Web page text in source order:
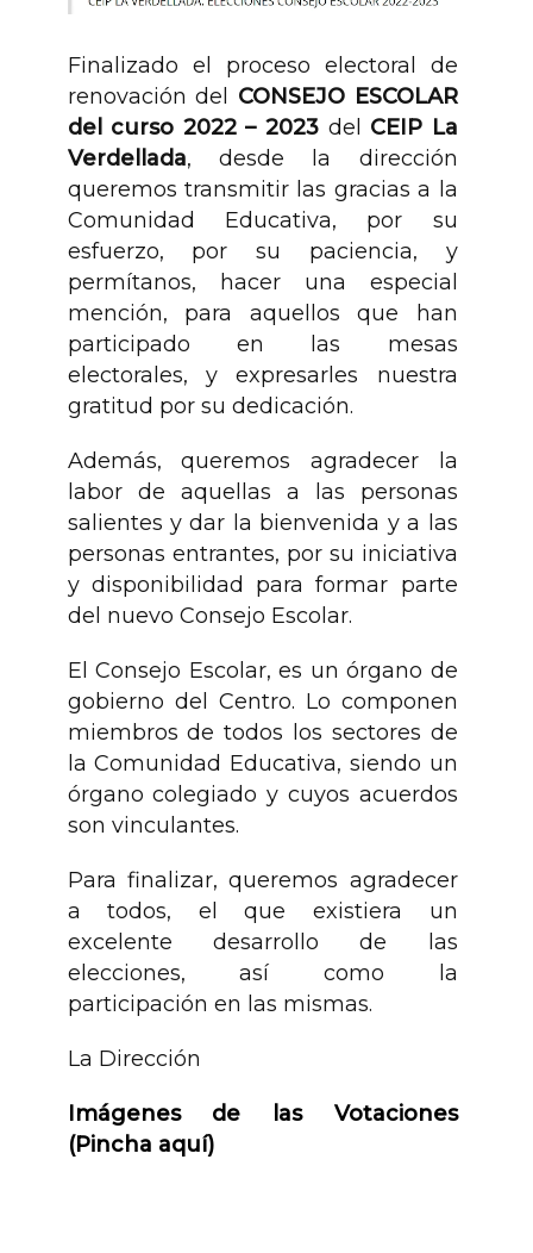
Finalizado el proceso electoral de
renovación del CONSEJO ESCOLAR
del curso 2022 – 2023del CEIP La
Verdellada, desde la dirección
queremos transmitir las gracias a la
Comunidad Educativa, por su
esfuerzo, por su paciencia, y
permítanos, hacer una especial
mención, para aquellos que han
participado en las mesas
electorales, y expresarles nuestra
gratitud por su dedicación.
Además, queremos agradecer la
labor de aquellas a las personas
salientes y dar la bienvenida y a las
personas entrantes, por su iniciativa
y disponibilidad para formar parte
del nuevo Consejo Escolar.
El Consejo Escolar, es un órgano de
gobierno del Centro. Lo componen
miembros de todos los sectores de
la Comunidad Educativa, siendo un
órgano colegiado y cuyos acuerdos
son vinculantes.
Para finalizar, queremos agradecer
a todos, el que existiera un
excelente desarrollo de las
elecciones, así como la
participación en las mismas.
La Dirección
Imágenes de las Votaciones
(Pincha aquí)